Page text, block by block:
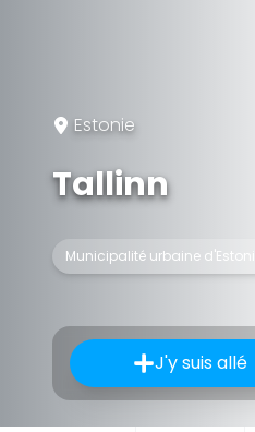
Estonie
Tallinn
Municipalité urbaine d'Estonie
J'y suis allé